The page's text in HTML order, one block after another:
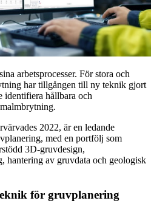
arbetsprocesser. För stora och
har tillgången till ny teknik gjort
identifiera hållbara och
2022, är en ledande
med en portfölj som
3D-gruvdesign,
hantering av gruvdata och geologisk
för gruvplanering